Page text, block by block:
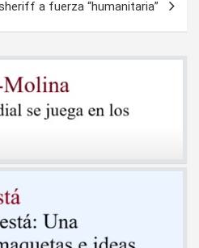
a fuerza “humanitaria”